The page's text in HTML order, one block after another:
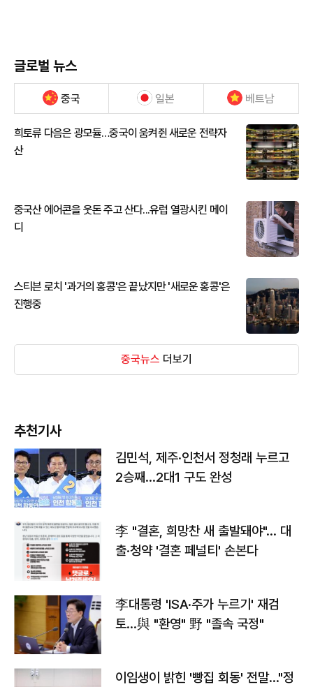
글로벌 뉴스
중국 일본 베트남
희토류 다음은 광모듈…중국이 움켜쥔 새로운 전략자
산
중국산 에어콘을 웃돈 주고 산다...유럽 열광시킨 메이
디
스티븐 로치 '과거의 홍콩'은 끝났지만 '새로운 홍콩'은
진행중
중국뉴스 더보기
추천기사
김민석, 제주·인천서 정청래 누르고
2승째…2대1 구도 완성
李 "결혼, 희망찬 새 출발돼야"… 대
출·청약 '결혼 페널티' 손본다
李대통령 'ISA·주가 누르기' 재검
토…與 "환영" 野 "졸속 국정"
이임생이 밝힌 '빵집 회동' 전말…"정